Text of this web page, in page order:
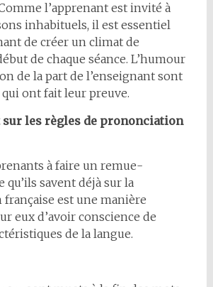
l’apprenant est invité à
inhabituels, il est essentiel
de créer un climat de
de chaque séance. L’humour
de la part de l’enseignant sont
ont fait leur preuve.
les règles de prononciation
à faire un remue-
qu’ils savent déjà sur la
est une manière
eux d’avoir conscience de
de la langue.